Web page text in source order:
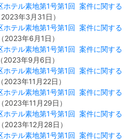
ホテル素地第1号第1回 案件に関する
2023年3月31日）
ホテル素地第1号第1回 案件に関する
（2023年6月1日）
ホテル素地第1号第1回 案件に関する
（2023年9月6日）
ホテル素地第1号第1回 案件に関する
（2023年11月22日）
ホテル素地第1号第1回 案件に関する
（2023年11月29日）
ホテル素地第1号第1回 案件に関する
（2023年12月28日）
ホテル素地第1号第1回 案件に関する